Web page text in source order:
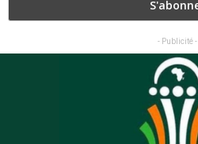
- Publicité -